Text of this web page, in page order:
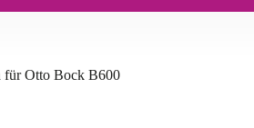
Otto Bock B600